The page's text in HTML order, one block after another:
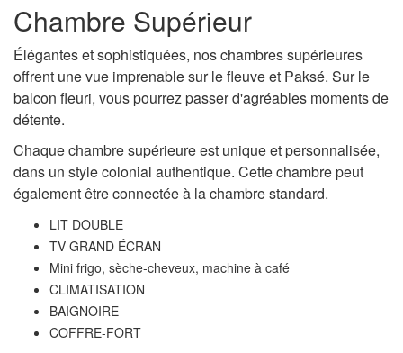
Chambre Supérieur
Élégantes et sophistiquées, nos chambres supérieures
offrent une vue imprenable sur le fleuve et Paksé. Sur le
balcon fleuri, vous pourrez passer d'agréables moments de
détente.
Chaque chambre supérieure est unique et personnalisée,
dans un style colonial authentique. Cette chambre peut
également être connectée à la chambre standard.
LIT DOUBLE
TV GRAND ÉCRAN
Mini frigo, sèche-cheveux, machine à café
CLIMATISATION
BAIGNOIRE
COFFRE-FORT